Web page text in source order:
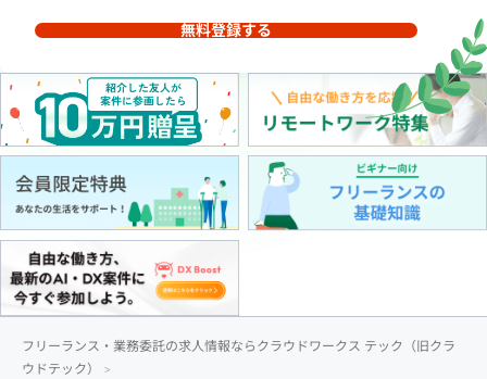
無料登録する
フリーランス・業務委託の求人情報ならクラウドワークス テック（旧クラ
ウドテック）